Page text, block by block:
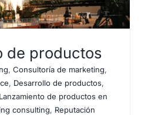
de productos
, Consultoría de marketing,
, Desarrollo de productos,
Lanzamiento de productos en
consulting, Reputación